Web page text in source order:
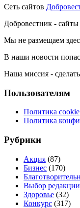
Сеть сайтов
Добровестник -
Мы не размещаем
В наши новости
Наша миссия -
Пользователям
Политика cookie
Политика
Рубрики
Акция (87)
Бизнес (170)
Выбор редакции
Здоровье (32)
Конкурс (317)